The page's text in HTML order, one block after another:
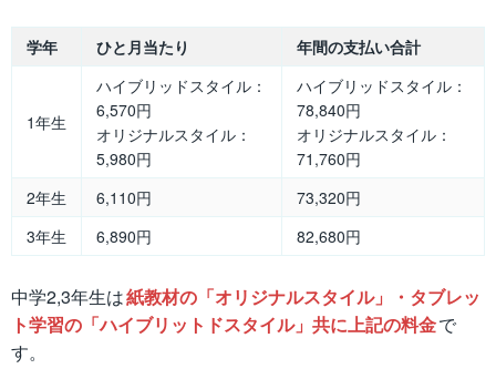
学年 ひと月当たり 年間の支払い合計
1年生
ハイブリッドスタイル：
6,570円
オリジナルスタイル：
5,980円
ハイブリッドスタイル：
78,840円
オリジナルスタイル：
71,760円
2年生
6,110円
73,320円
3年生
6,890円 82,680円
中学2,3年生は紙教材の「オリジナルスタイル」・タブレッ
ト学習の「ハイブリットドスタイル」共に上記の料金で
す。